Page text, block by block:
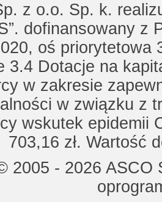
z o.o. Sp. k.
dofinansowany z
oś priorytetowa
3.4 Dotacje na
w zakresie
w związku z
wskutek epidemii
703,16 zł. Wartość
2005 - 2026